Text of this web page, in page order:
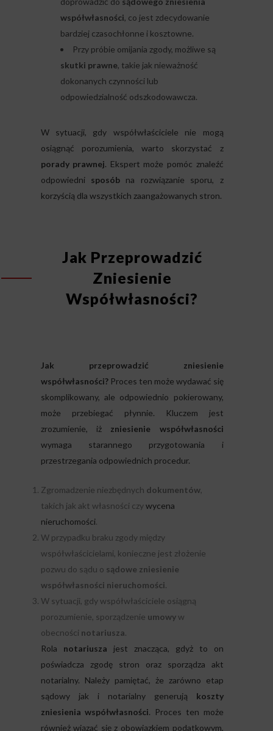
współwłasności, co jest zdecydowanie
bardziej czasochłonne i kosztowne.
Przy próbie omijania zgody, możliwe są
skutki prawne, takie jak nieważność
dokonanych czynności lub
odpowiedzialność odszkodowawcza.
W sytuacji, gdy współwłaściciele nie mogą
osiągnąć porozumienia, warto skorzystać z
porady prawnej. Ekspert może pomóc znaleźć
odpowiedni sposóbna rozwiązanie sporu, z
korzyścią dla wszystkich zaangażowanych stron.
Jak Przeprowadzić
Zniesienie
Współwłasności?
Jak przeprowadzić zniesienie
współwłasności?Proces ten może wydawać się
skomplikowany, ale odpowiednio pokierowany,
może przebiegać płynnie. Kluczem jest
zrozumienie, iż zniesienie współwłasności
wymaga starannego przygotowania i
przestrzegania odpowiednich procedur.
Zgromadzenie niezbędnych dokumentów,
takich jak akt własności czywycena
nieruchomości.
W przypadku braku zgody między
współwłaścicielami, konieczne jest złożenie
pozwu do sądu o sądowe zniesienie
współwłasności nieruchomości.
W sytuacji, gdy współwłaściciele osiągną
porozumienie, sporządzenie umowyw
obecności notariusza.
Rola notariusza jest znacząca, gdyż to on
poświadcza zgodę stron oraz sporządza akt
notarialny. Należy pamiętać, że zarówno etap
sądowy jak i notarialny generują koszty
zniesienia współwłasności. Proces ten może
również wiązać się z obowiązkiem podatkowym,